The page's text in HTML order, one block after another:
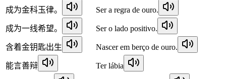
成为金科玉律。 Ser a regra de ouro.
成为一线希望。 Ser o lado positivo.
含着金钥匙出生 Nascer em berço de ouro.
能言善辩 Ter lábia